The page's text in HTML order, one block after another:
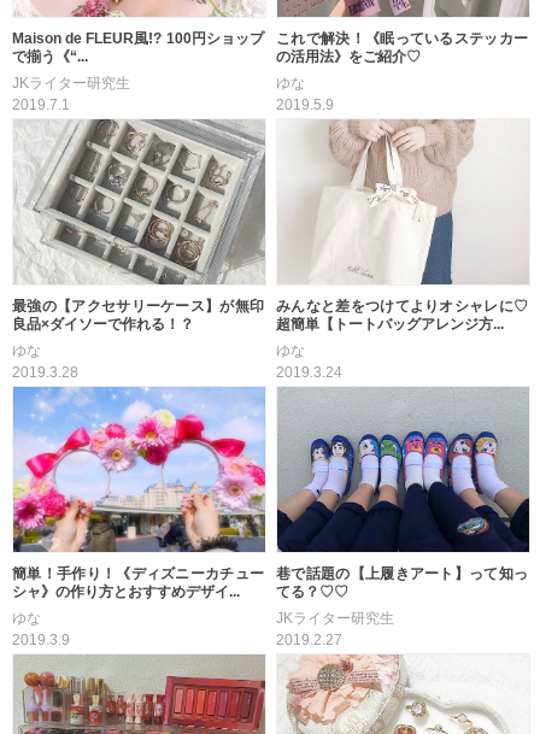
Maison de FLEUR風!? 100円ショップ
で揃う《“...
JKライター研究生
2019.7.1
これで解決！《眠っているステッカー
の活用法》をご紹介♡
ゆな
2019.5.9
最強の【アクセサリーケース】が無印
良品×ダイソーで作れる！？
ゆな
2019.3.28
みんなと差をつけてよりオシャレに♡
超簡単【トートバッグアレンジ方...
ゆな
2019.3.24
簡単！手作り！《ディズニーカチュー
シャ》の作り方とおすすめデザイ...
ゆな
2019.3.9
巷で話題の【上履きアート】って知っ
てる？♡♡
JKライター研究生
2019.2.27